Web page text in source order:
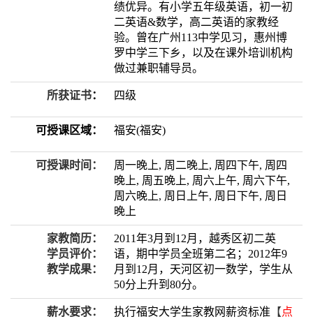
绩优异。有小学五年级英语，初一初
二英语&数学，高二英语的家教经
验。曾在广州113中学见习，惠州博
罗中学三下乡，以及在课外培训机构
做过兼职辅导员。
所获证书： 四级
可授课区域： 福安(福安)
可授课时间：
周一晚上, 周二晚上, 周四下午, 周四
晚上, 周五晚上, 周六上午, 周六下午,
周六晚上, 周日上午, 周日下午, 周日
晚上
家教简历：
学员评价：
教学成果：
2011年3月到12月，越秀区初二英
语，期中学员全班第二名；2012年9
月到12月，天河区初一数学，学生从
50分上升到80分。
薪水要求： 执行福安大学生家教网薪资标准 【点